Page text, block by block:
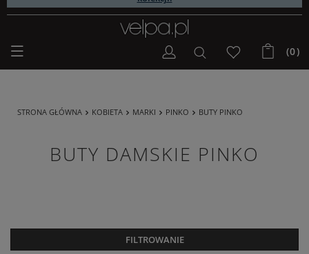
EXTRA SUMMER SALE | Do -50% na wybrane modele z nowej
kolekcji!
STRONA GŁÓWNA KOBIETA MARKI PINKO BUTY PINKO
BUTY DAMSKIE PINKO
FILTROWANIE